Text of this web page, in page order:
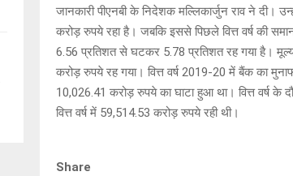
जानकारी पीएनबी के निदेशक मल्लिकार्जुन राव ने दी।
करोड़ रुपये रहा है। जबकि इससे पिछले वित्त वर्ष की
6.56 प्रतिशत से घटकर 5.78 प्रतिशत रह गया है।
करोड़ रुपये रह गया। वित्त वर्ष 2019-20 में बैंक का
10,026.41 करोड़ रुपये का घाटा हुआ था। वित्त वर्ष
वित्त वर्ष में 59,514.53 करोड़ रुपये रही थी।
Share